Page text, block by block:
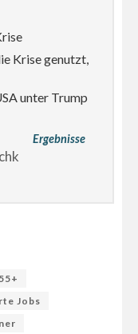
Krise genutzt,
unter Trump
Ergebnisse
Jobs